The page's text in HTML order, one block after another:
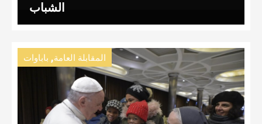
الشباب
المقابلة العامة, باباوات